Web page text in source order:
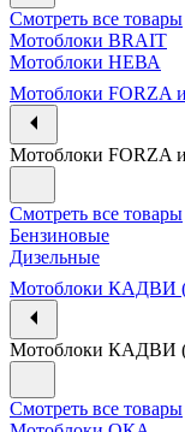
Смотреть все товары
Мотоблоки BRAIT
Мотоблоки НЕВА
Мотоблоки FORZA
Мотоблоки FORZA
Смотреть все товары
Бензиновые
Дизельные
Мотоблоки КАДВИ
Мотоблоки КАДВИ
Смотреть все товары